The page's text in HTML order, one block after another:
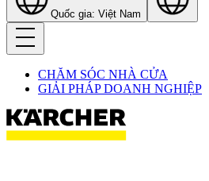
Quốc gia: Việt Nam
CHĂM SÓC NHÀ CỬA
GIẢI PHÁP DOANH NGHIỆP